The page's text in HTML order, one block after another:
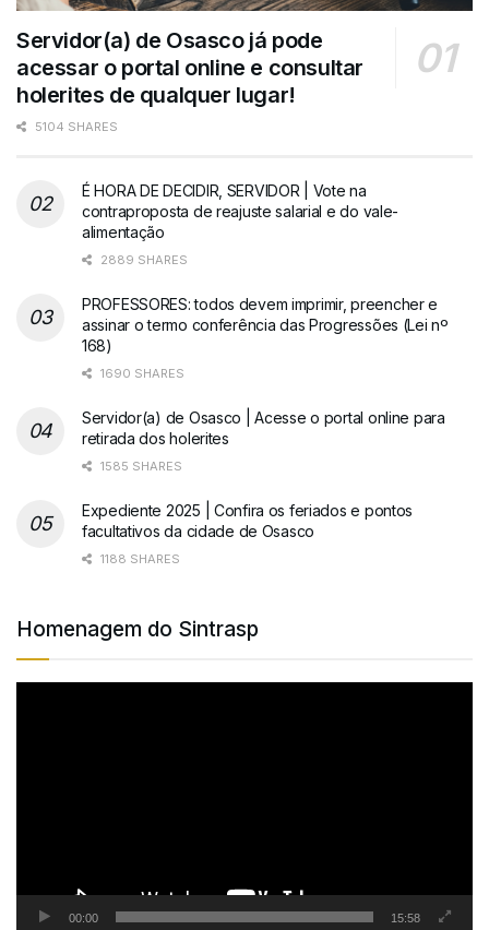
Servidor(a) de Osasco já pode
acessar o portal online e consultar
holerites de qualquer lugar!
5104 SHARES
É HORA DE DECIDIR, SERVIDOR | Vote na
contraproposta de reajuste salarial e do vale-
alimentação
2889 SHARES
PROFESSORES: todos devem imprimir, preencher e
assinar o termo conferência das Progressões (Lei nº
168)
1690 SHARES
Servidor(a) de Osasco | Acesse o portal online para
retirada dos holerites
1585 SHARES
Expediente 2025 | Confira os feriados e pontos
facultativos da cidade de Osasco
1188 SHARES
Homenagem do Sintrasp
00:00 15:58